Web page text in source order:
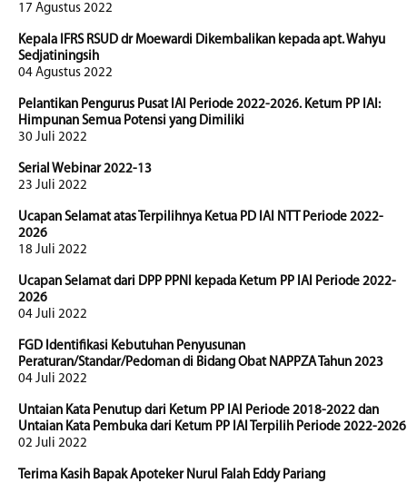
17 Agustus 2022
Kepala IFRS RSUD dr Moewardi Dikembalikan kepada apt. Wahyu
Sedjatiningsih
04 Agustus 2022
Pelantikan Pengurus Pusat IAI Periode 2022-2026. Ketum PP IAI:
Himpunan Semua Potensi yang Dimiliki
30 Juli 2022
Serial Webinar 2022-13
23 Juli 2022
Ucapan Selamat atas Terpilihnya Ketua PD IAI NTT Periode 2022-
2026
18 Juli 2022
Ucapan Selamat dari DPP PPNI kepada Ketum PP IAI Periode 2022-
2026
04 Juli 2022
FGD Identifikasi Kebutuhan Penyusunan
Peraturan/Standar/Pedoman di Bidang Obat NAPPZA Tahun 2023
04 Juli 2022
Untaian Kata Penutup dari Ketum PP IAI Periode 2018-2022 dan
Untaian Kata Pembuka dari Ketum PP IAI Terpilih Periode 2022-2026
02 Juli 2022
Terima Kasih Bapak Apoteker Nurul Falah Eddy Pariang